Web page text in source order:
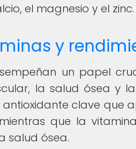
el magnesio y el zinc.
y
un papel
la salud ósea y
antioxidante clave que
que la
salud ósea.